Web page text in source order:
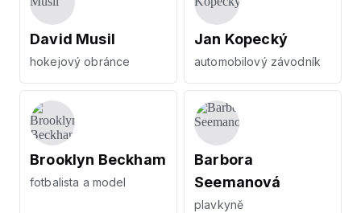
David Musil
hokejový obránce
Jan Kopecký
automobilový závodník
Brooklyn Beckham
fotbalista a model
Barbora
Seemanová
plavkyně